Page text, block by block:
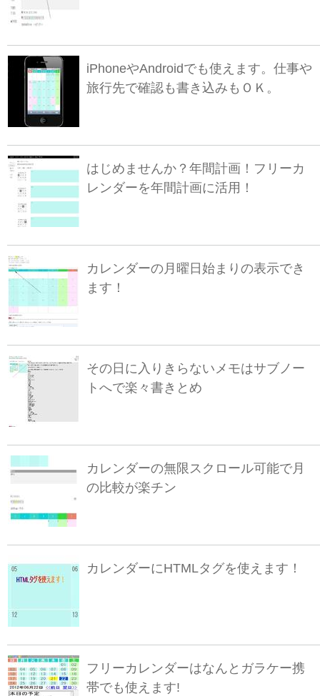
iPhoneやAndroidでも使えます。仕事や
旅行先で確認も書き込みもＯＫ。
はじめませんか？年間計画！フリーカ
レンダーを年間計画に活用！
カレンダーの月曜日始まりの表示でき
ます！
その日に入りきらないメモはサブノー
トへで楽々書きとめ
カレンダーの無限スクロール可能で月
の比較が楽チン
カレンダーにHTMLタグを使えます！
フリーカレンダーはなんとガラケー携
帯でも使えます!